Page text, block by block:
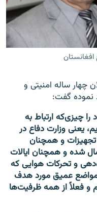
ساله امنیتی و
نموده گفت:
چیزی‌که ارتباط به
یعنی وزارت دفاع در
تجهیزات و همچنان
شده و همچنان ایالات
و تحرکات هوایی که
مواضع عمیق مورد هدف
و فعلاً از همه ظرفیت‌ها